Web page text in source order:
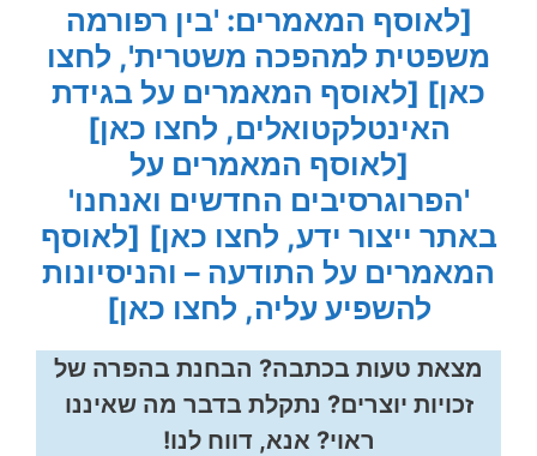
[לאוסף המאמרים: 'בין רפורמה
משפטית למהפכה משטרית', לחצו
כאן] [לאוסף המאמרים על בגידת
האינטלקטואלים, לחצו כאן]
[לאוסף המאמרים על
'הפרוגרסיבים החדשים ואנחנו'
באתר ייצור ידע, לחצו כאן] [לאוסף
המאמרים על התודעה – והניסיונות
להשפיע עליה, לחצו כאן]
מצאת טעות בכתבה? הבחנת בהפרה של
זכויות יוצרים? נתקלת בדבר מה שאיננו
ראוי? אנא, דווח לנו!